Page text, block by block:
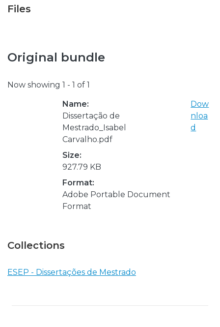
Files
Original bundle
Now showing 1 - 1 of 1
Name:
Dissertação de
Mestrado_Isabel
Carvalho.pdf
Size:
927.79 KB
Format:
Adobe Portable Document
Format
Dow
nloa
d
Collections
ESEP - Dissertações de Mestrado